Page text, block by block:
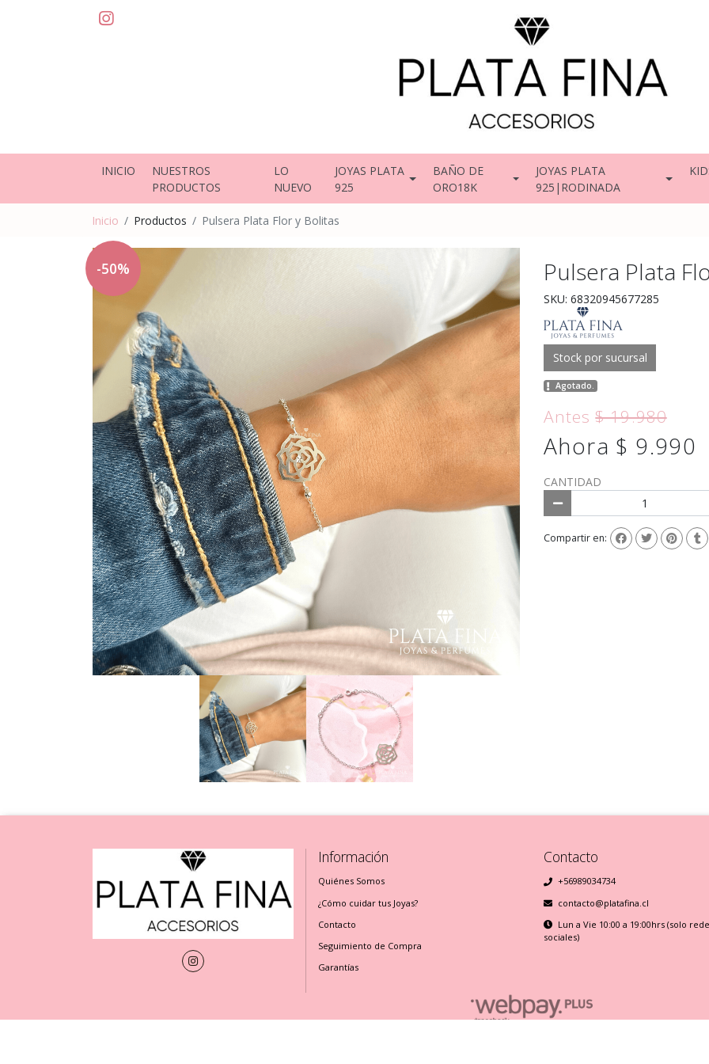
INICIO
NUESTROS
PRODUCTOS
LO
NUEVO
JOYAS PLATA
925
BAÑO DE
ORO18K
JOYAS PLATA
925|RODINADA
Inicio Productos Pulsera Plata Flor y Bolitas
-50% Pulsera Plata
SKU: 68320945677285
Stock por sucursal
Agotado.
Antes$ 19.980
Ahora $ 9.990
CANTIDAD
Compartir en:
Información
Quiénes Somos
¿Cómo cuidar tus Joyas?
Contacto
Seguimiento de Compra
Garantías
Contacto
+56989034734
contacto@platafina.cl
Lun a Vie 10:00 a 19:00hrs (solo
sociales)